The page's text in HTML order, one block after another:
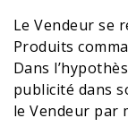
Le Vendeur se
Produits
Dans
publicité dans
le Vendeur par